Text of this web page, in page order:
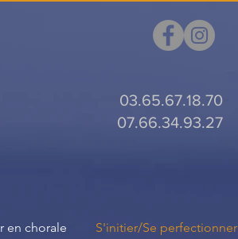
03.65.67.18.70
07.66.34.93.27
en chorale S'initier/Se perfectionner